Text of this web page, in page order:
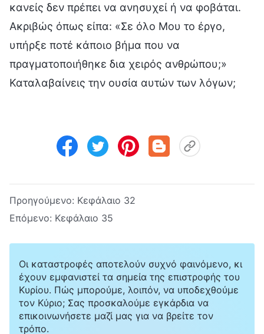
κανείς δεν πρέπει να ανησυχεί ή να φοβάται.
Ακριβώς όπως είπα: «Σε όλο Μου το έργο,
υπήρξε ποτέ κάποιο βήμα που να
πραγματοποιήθηκε δια χειρός ανθρώπου;»
Καταλαβαίνεις την ουσία αυτών των λόγων;
Προηγούμενο: Κεφάλαιο 32
Επόμενο: Κεφάλαιο 35
Οι καταστροφές αποτελούν συχνό φαινόμενο, κι
έχουν εμφανιστεί τα σημεία της επιστροφής του
Κυρίου. Πώς μπορούμε, λοιπόν, να υποδεχθούμε
τον Κύριο; Σας προσκαλούμε εγκάρδια να
επικοινωνήσετε μαζί μας για να βρείτε τον
τρόπο.